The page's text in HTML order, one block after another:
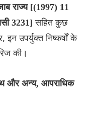
राज्य [(1997) 11
3231]सहित कुछ
इन उपर्युक्त निष्कर्षों के
की।
और अन्य, आपराधिक